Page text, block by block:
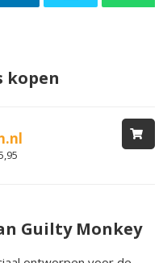
kopen
Guilty Monkey